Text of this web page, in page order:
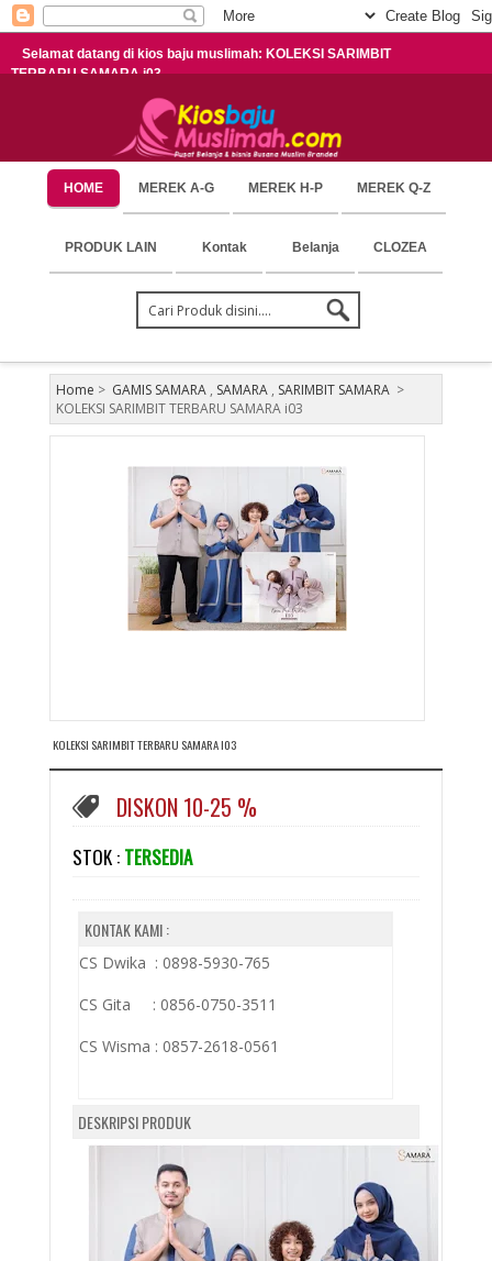
Selamat datang di kios baju muslimah: KOLEKSI SARIMBIT
TERBARU SAMARA i03
HOME MEREK A-G MEREK H-P MEREK Q-Z
PRODUK LAIN Kontak Belanja CLOZEA
Home > GAMIS SAMARA, SAMARA, SARIMBIT SAMARA >
KOLEKSI SARIMBIT TERBARU SAMARA i03
KOLEKSI SARIMBIT TERBARU SAMARA I03
DISKON 10-25 %
STOK : TERSEDIA
KONTAK KAMI :
CS Dwika : 0898-5930-765
CS Gita : 0856-0750-3511
CS Wisma : 0857-2618-0561
DESKRIPSI PRODUK